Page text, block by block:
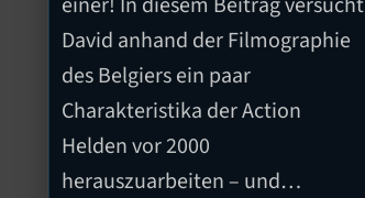
David anhand der Filmographie
des Belgiers ein paar
Charakteristika der Action
Helden vor 2000
herauszuarbeiten – und…